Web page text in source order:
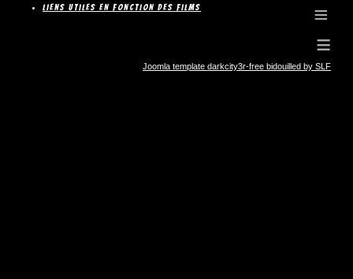
Liens utiles en fonction des films ≡
≡
Joomla template darkcity3r-free bidouilled by SLF